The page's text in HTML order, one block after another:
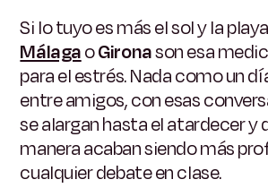
Si lo tuyo es más el sol y la
MálagaoGironason esa
para el estrés. Nada como un
entre amigos, con esas
se alargan hasta el atardecer y
manera acaban siendo más
cualquier debate en clase.